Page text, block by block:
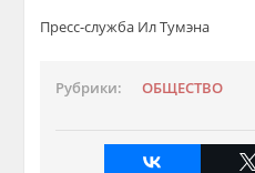
Пресс-служба Ил Тумэна
Рубрики: ОБЩЕСТВО